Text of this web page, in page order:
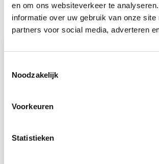
en om ons websiteverkeer te
informatie over uw gebruik van onze site
partners voor social media, adverteren
Noodzakelijk
Voorkeuren
Statistieken
Business Case voor
verbeteren. De belangrijkste trends